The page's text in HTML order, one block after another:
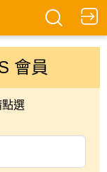
會員
選